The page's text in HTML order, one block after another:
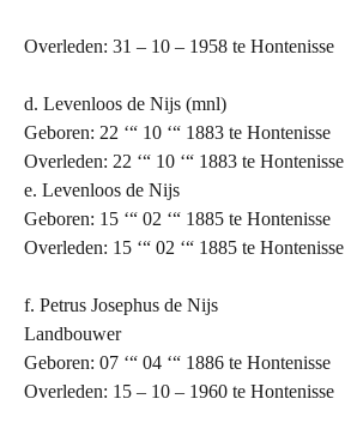
Overleden: 31 – 10 – 1958 te Hontenisse
d. Levenloos de Nijs (mnl)
Geboren: 22 ‘“ 10 ‘“ 1883 te Hontenisse
Overleden: 22 ‘“ 10 ‘“ 1883 te Hontenisse
e. Levenloos de Nijs
Geboren: 15 ‘“ 02 ‘“ 1885 te Hontenisse
Overleden: 15 ‘“ 02 ‘“ 1885 te Hontenisse
f. Petrus Josephus de Nijs
Landbouwer
Geboren: 07 ‘“ 04 ‘“ 1886 te Hontenisse
Overleden: 15 – 10 – 1960 te Hontenisse